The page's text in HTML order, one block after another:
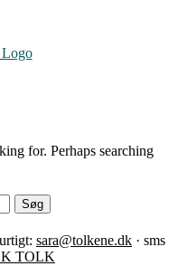
for. Perhaps searching
sara@tolkene.dk · sms
TOLK